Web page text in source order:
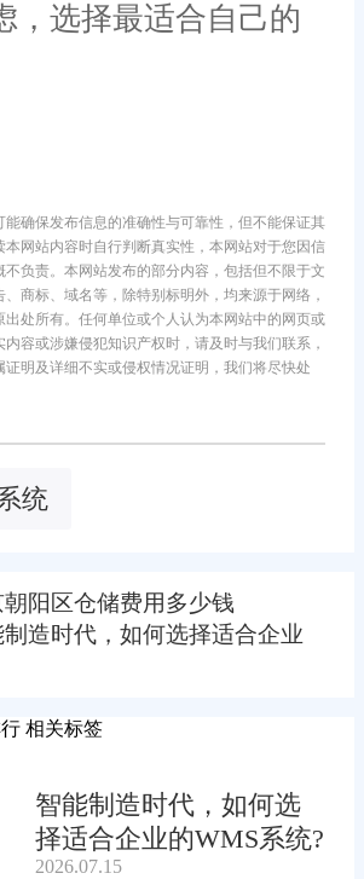
，选择最适合自己的
能确保发布信息的准确性与可靠性，但不能保证其
本网站内容时自行判断真实性，本网站对于您因信
负责。本网站发布的部分内容，包括但不限于文
商标、域名等，除特别标明外，均来源于网络，
出处所有。任何单位或个人认为本网站中的网页或
容或涉嫌侵犯知识产权时，请及时与我们联系，
明及详细不实或侵权情况证明，我们将尽快处
统
朝阳区仓储费用多少钱
造时代，如何选择适合企业
相关标签
智能制造时代，如何选
择适合企业的WMS系统?
2026.07.15